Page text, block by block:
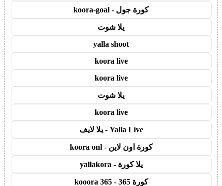
كورة جول - koora-goal
يلا شوت
yalla shoot
koora live
koora live
يلا شوت
koora live
Yalla Live - يلا لايف
كورة اون لاين - koora onl
يلا كورة - yallakora
كورة 365 - kooora 365